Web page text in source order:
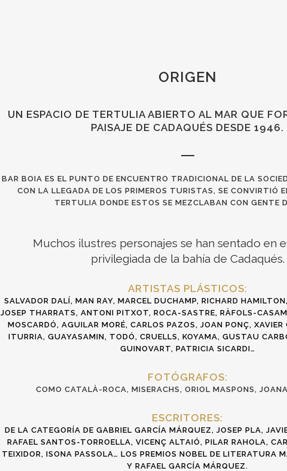
ORIGEN
UN ESPACIO DE TERTULIA ABIERTO AL MAR QUE
PAISAJE DE CADAQUÉS DESDE 1946.
BAR BOIA ES EL PUNTO DE ENCUENTRO TRADICIONAL DE LA
CON LA LLEGADA DE LOS PRIMEROS TURISTAS, SE CONVIRTIÓ
TERTULIA DONDE ESTOS SE MEZCLABAN CON GENTE
Muchos ilustres personajes se han sentado en
privilegiada de la bahía de Cadaqués.
ARTISTAS PLÁSTICOS:
SALVADOR DALÍ, MAN RAY, MARCEL DUCHAMP, RICHARD
JOSEP THARRATS, ANTONI PITXOT, ROCA-SASTRE, RÀFOLS-
MOSCARDÓ, AGUILAR MORÉ, CARLOS PAZOS, JOAN PONÇ, XAVIER
ITURRIA, GUAYASAMIN, TODÓ, CRUELLS, KOYAMA, GUSTAU
GUINOVART, PATRICIA SICARDI…
FOTÓGRAFOS:
COMO CATALÀ-ROCA, MISERACHS, ORIOL MASPONS,
ESCRITORES:
DE LA CATEGORÍA DE GABRIEL GARCÍA MÁRQUEZ, JOSEP PLA,
RAFAEL SANTOS-TORROELLA, VICENÇ ALTAIÓ, PILAR RAHOLA,
TEIXIDOR, ISONA PASSOLA… LOS PREMIOS NOBEL DE LITERATURA
Y RAFAEL GARCÍA MÁRQUEZ.